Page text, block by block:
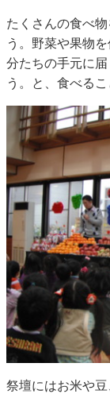
たくさんの食べ
う。野菜や果物
分たちの手元に
う。と、食べる
祭壇にはお米や